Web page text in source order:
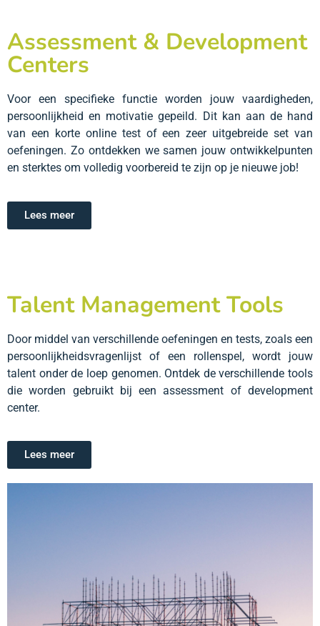
Assessment & Development
Centers
Voor een specifieke functie worden jouw vaardigheden,
persoonlijkheid en motivatie gepeild. Dit kan aan de hand
van een korte online test of een zeer uitgebreide set van
oefeningen. Zo ontdekken we samen jouw ontwikkelpunten
en sterktes om volledig voorbereid te zijn op je nieuwe job!
Lees meer
Talent Management Tools
Door middel van verschillende oefeningen en tests, zoals een
persoonlijkheidsvragenlijst of een rollenspel, wordt jouw
talent onder de loep genomen. Ontdek de verschillende tools
die worden gebruikt bij een assessment of development
center.
Lees meer